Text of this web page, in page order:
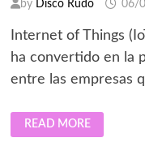
by Disco Rudo 06/
Internet of Things
ha convertido en la
entre las empresas
AUMENTARA
UTILIZACIÓN
DE
READ MORE